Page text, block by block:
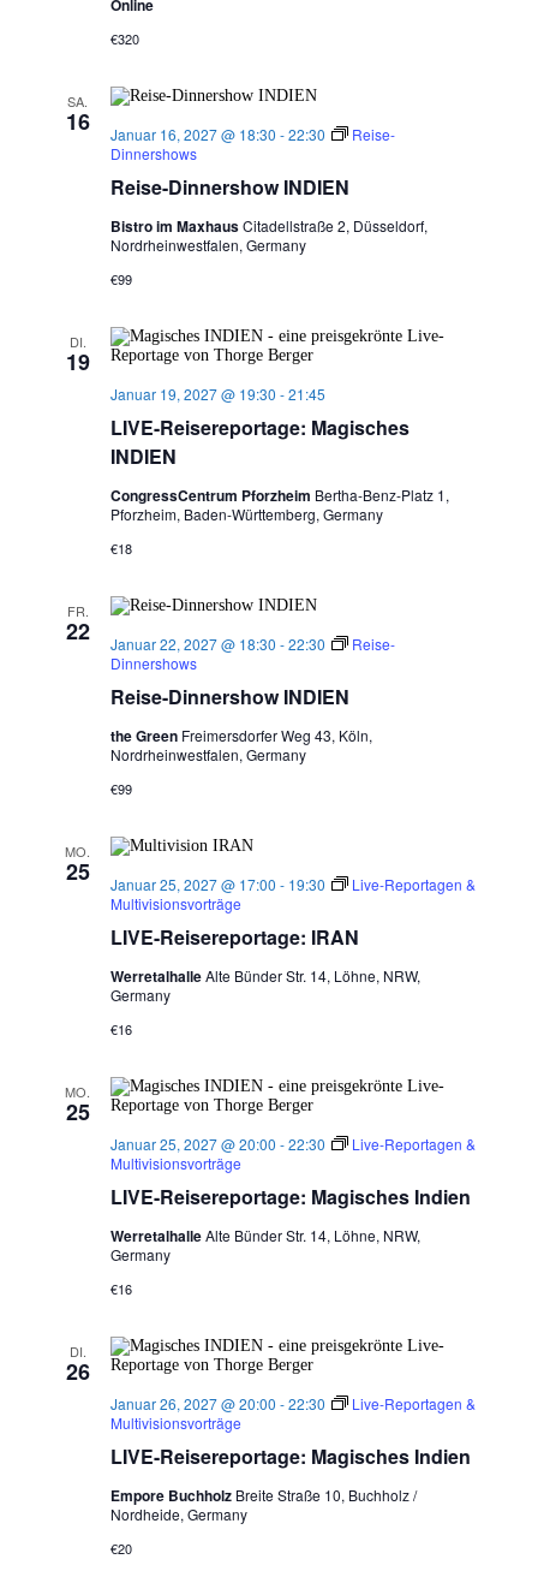
Online
€320
SA.
16
Reise-Dinnershow INDIEN
Januar 16, 2027 @ 18:30 -22:30
Reise-
Dinnershows
Bistro im MaxhausCitadellstraße 2, Düsseldorf,
Nordrheinwestfalen, Germany
€99
DI.
19
LIVE-Reisereportage: Magisches
INDIEN
Januar 19, 2027 @ 19:30 -21:45
CongressCentrum Pforzheim Bertha-Benz-Platz 1,
Pforzheim, Baden-Württemberg, Germany
€18
FR.
22
Reise-Dinnershow INDIEN
Januar 22, 2027 @ 18:30 -22:30
Reise-
Dinnershows
the Green Freimersdorfer Weg 43, Köln,
Nordrheinwestfalen, Germany
€99
MO.
25
LIVE-Reisereportage: IRAN
Januar 25, 2027 @ 17:00 - 19:30
Live-Reportagen &
Multivisionsvorträge
WerretalhalleAlte Bünder Str. 14, Löhne, NRW,
Germany
€16
MO.
25
LIVE-Reisereportage: Magisches Indien
Januar 25, 2027 @ 20:00 -22:30
Live-Reportagen &
Multivisionsvorträge
WerretalhalleAlte Bünder Str. 14, Löhne, NRW,
Germany
€16
DI.
26
LIVE-Reisereportage: Magisches Indien
Januar 26, 2027 @ 20:00 -22:30
Live-Reportagen &
Multivisionsvorträge
Empore Buchholz Breite Straße 10, Buchholz /
Nordheide, Germany
€20